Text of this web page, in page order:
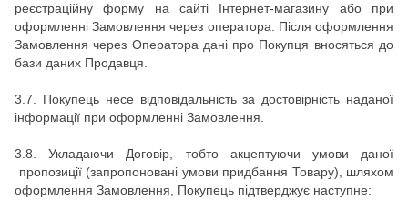
реєстраційну форму на сайті
Інтернет-магазину
або при
оформленні Замовлення через оператора.
Після оформлення
Замовлення через Оператора дані про Покупця вносяться до
бази даних Продавця.
3.7.
Покупець несе відповідальність за достовірність наданої
інформації при оформленні Замовлення.
3.8. Укладаючи Договір, тобто
акцептуючи умови даної
пропозиції (запропоновані умови придбання Товару), шляхом
оформлення Замовлення, Покупець підтверджує наступне: